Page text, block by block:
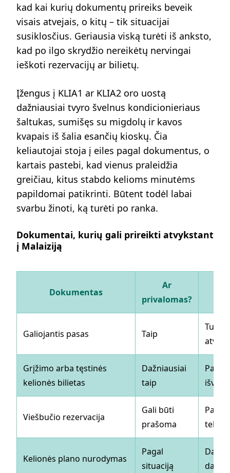
kad kai kurių dokumentų prireiks beveik
visais atvejais, o kitų – tik situacijai
susiklosčius. Geriausia viską turėti iš anksto,
kad po ilgo skrydžio nereikėtų nervingai
ieškoti rezervacijų ar bilietų.
Įžengus į KLIA1 ar KLIA2 oro uostą
dažniausiai tvyro švelnus kondicionieriaus
šaltukas, sumišęs su migdolų ir kavos
kvapais iš šalia esančių kioskų. Čia
keliautojai stoja į eiles pagal dokumentus, o
kartais pastebi, kad vienus praleidžia
greičiau, kitus stabdo kelioms minutėms
papildomai patikrinti. Būtent todėl labai
svarbu žinoti, ką turėti po ranka.
Dokumentai, kurių gali prireikti atvykstant
į Malaiziją
Dokumentas
Ar
privalomas?
Galiojantis pasas Taip
Turi
Grįžimo arba tęstinės
kelionės bilietas
Dažniausiai
taip
Viešbučio rezervacija
Gali būti
prašoma
Kelionės plano nurodymas
Pagal
situaciją
daug